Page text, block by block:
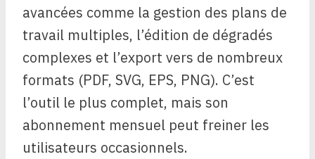
avancées comme la gestion des plans de
travail multiples, l’édition de dégradés
complexes et l’export vers de nombreux
formats (PDF, SVG, EPS, PNG). C’est
l’outil le plus complet, mais son
abonnement mensuel peut freiner les
utilisateurs occasionnels.